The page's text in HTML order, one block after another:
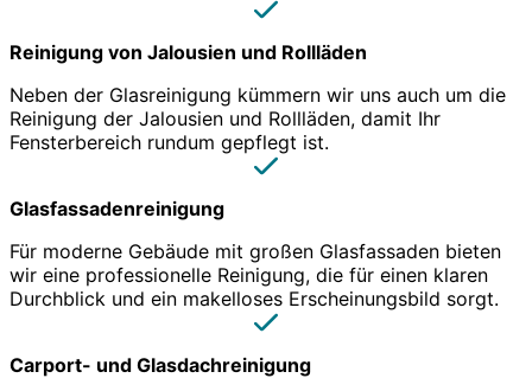
Reinigung von Jalousien und Rollläden
Neben der Glasreinigung kümmern wir uns auch um die
Reinigung der Jalousien und Rollläden, damit Ihr
Fensterbereich rundum gepflegt ist.
Glasfassadenreinigung
Für moderne Gebäude mit großen Glasfassaden bieten
wir eine professionelle Reinigung, die für einen klaren
Durchblick und ein makelloses Erscheinungsbild sorgt.
Carport- und Glasdachreinigung